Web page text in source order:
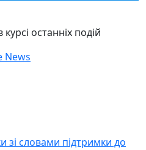
останніх подій
News
зі словами підтримки до